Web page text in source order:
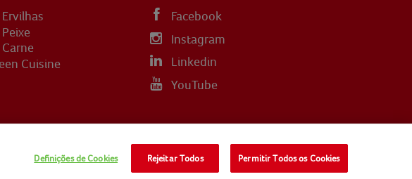
Cuisine
Facebook
Instagram
Linkedin
YouTube
PRIVACIDADEPOLITICA-DE-COOKIES
Definições de Cookies Rejeitar Todos Permitir Todos os Cookies